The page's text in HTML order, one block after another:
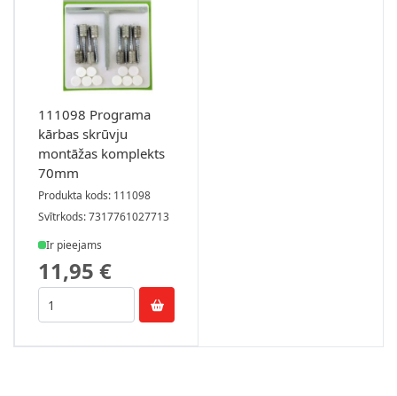
111098 Programa
kārbas skrūvju
montāžas komplekts
70mm
Produkta kods: 111098
Svītrkods: 7317761027713
Ir pieejams
11,95 €